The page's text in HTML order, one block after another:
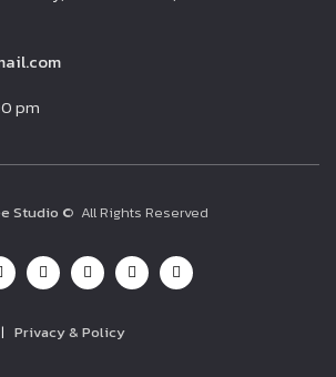
pm
Studio © All Rights Reserved
| Privacy & Policy